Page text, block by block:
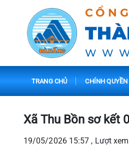
TRANG CHỦ CHÍNH QUYỀN
Xã Thu Bồn sơ kết
19/05/2026 15:57 , Lượt